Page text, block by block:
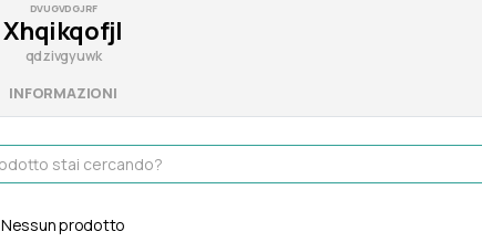
DVUGVDGJRF
xhqikqofjl
qdzivgyuwk
INFORMAZIONI
Nessun prodotto